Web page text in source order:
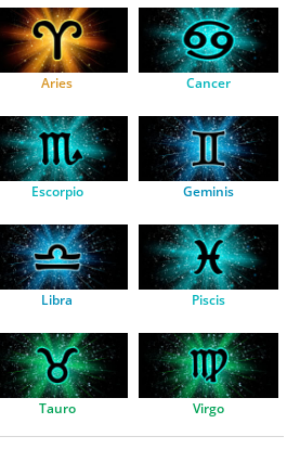
Aries Cancer
Escorpio Geminis
Libra Piscis
Tauro Virgo